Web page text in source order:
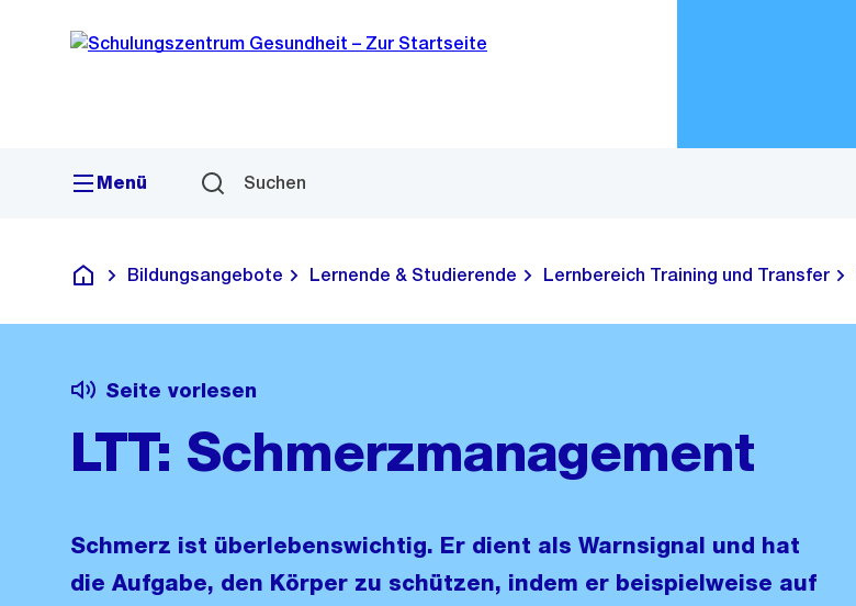
Navigation
Sprunglink
Menü Suchen
Schulungszentrum Gesundheit
Bildungsangebote Lernende & Studierende Lernbereich Training und Transfer
Seite vorlesen
LTT: Schmerzmanagement
Schmerz ist überlebenswichtig. Er dient als Warnsignal und hat
die Aufgabe, den Körper zu schützen, indem er beispielweise auf